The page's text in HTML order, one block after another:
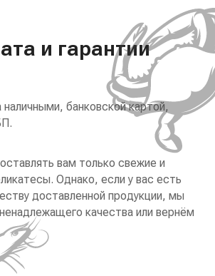
и гарантии
банковской картой,
вам только свежие и
Однако, если у вас есть
доставленной продукции, мы
качества или вернём